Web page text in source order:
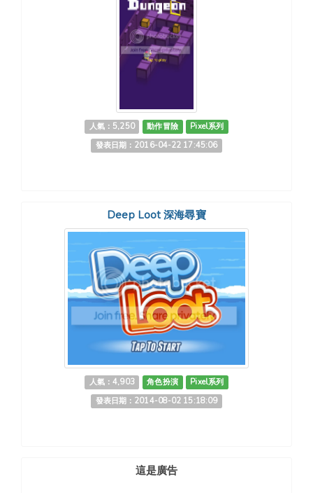
人氣：5,250 動作冒險
Pixel系列
發表日期：2016-04-22 17:45:06
Deep Loot 深海尋寶
人氣：4,903 角色扮演
Pixel系列
發表日期：2014-08-02 15:18:09
這是廣告